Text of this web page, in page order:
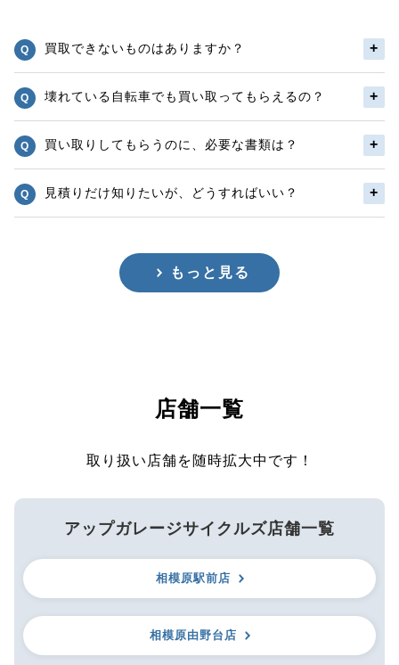
買取できないものはありますか？
壊れている自転車でも買い取ってもらえるの？
買い取りしてもらうのに、必要な書類は？
見積りだけ知りたいが、どうすればいい？
もっと見る
店舗一覧
取り扱い店舗を随時拡大中です！
アップガレージサイクルズ店舗一覧
相模原駅前店
相模原由野台店